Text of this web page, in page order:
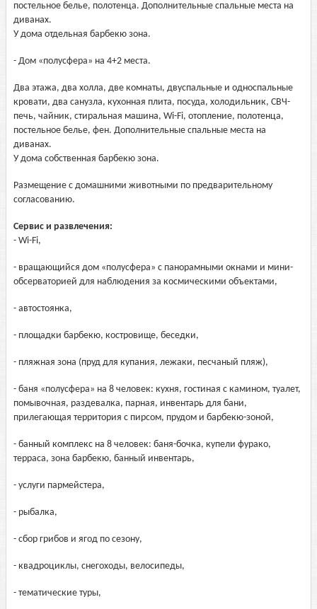
постельное белье, полотенца. Дополнительные спальные места на
диванах.
У дома отдельная барбекю зона.
- Дом «полусфера» на 4+2 места.
Два этажа, два холла, две комнаты, двуспальные и односпальные
кровати, два санузла, кухонная плита, посуда, холодильник, СВЧ-
печь, чайник, стиральная машина, Wi-Fi, отопление, полотенца,
постельное белье, фен. Дополнительные спальные места на
диванах.
У дома собственная барбекю зона.
Размещение с домашними животными по предварительному
согласованию.
Сервис и развлечения:
- Wi-Fi,
- вращающийся дом «полусфера» с панорамными окнами и мини-
обсерваторией для наблюдения за космическими объектами,
- автостоянка,
- площадки барбекю, костровище, беседки,
- пляжная зона (пруд для купания, лежаки, песчаный пляж),
- баня «полусфера» на 8 человек: кухня, гостиная с камином, туалет,
помывочная, раздевалка, парная, инвентарь для бани,
прилегающая территория с пирсом, прудом и барбекю-зоной,
- банный комплекс на 8 человек: баня-бочка, купели фурако,
терраса, зона барбекю, банный инвентарь,
- услуги пармейстера,
- рыбалка,
- сбор грибов и ягод по сезону,
- квадроциклы, снегоходы, велосипеды,
- тематические туры,